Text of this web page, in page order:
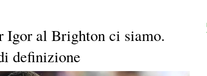
al Brighton ci siamo.
definizione